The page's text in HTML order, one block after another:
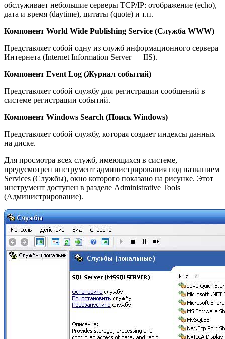
обслуживает небольшие серверы TCP/IP: отображение (echo),
дата и время (daytime), цитаты (quote) и т.п.
Компонент World Wide Publishing Service (Служба WWW)
Представляет собой одну из служб информационного сервера
Интернета (Internet Information Server — IIS).
Компонент Event Log (Журнал событий)
Представляет собой службу для регистрации сообщений в
системе регистрации событий.
Компонент Windows Search (Поиск Windows)
Представляет собой службу, которая создает индексы данных
на диске.
Для просмотра всех служб, имеющихся в системе,
предусмотрен инструмент администрирования под названием
Services (Службы), окно которого показано на рисунке. Этот
инструмент доступен в разделе Administrative Tools
(Администрирование).